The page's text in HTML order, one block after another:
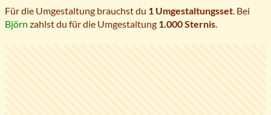
Für die Umgestaltung brauchst du 1 Umgestaltungsset. Bei
Björn zahlst du für die Umgestaltung 1.000 Sternis.